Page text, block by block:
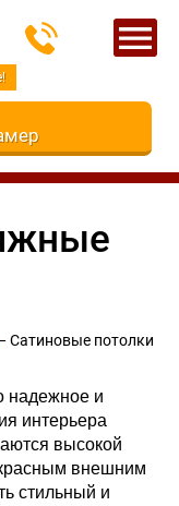
Сатиновые потолки
надежное и
интерьера
высокой
внешним
стильный и